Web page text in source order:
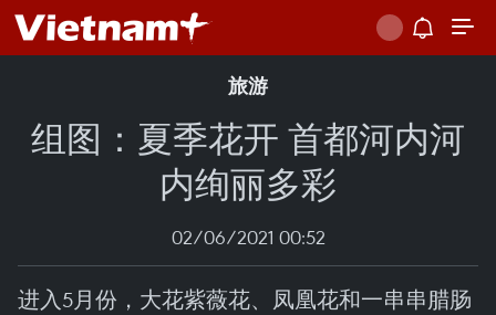
旅游
组图：夏季花开 首都河内河
内绚丽多彩
02/06/2021 00:52
进入5月份，大花紫薇花、凤凰花和一串串腊肠